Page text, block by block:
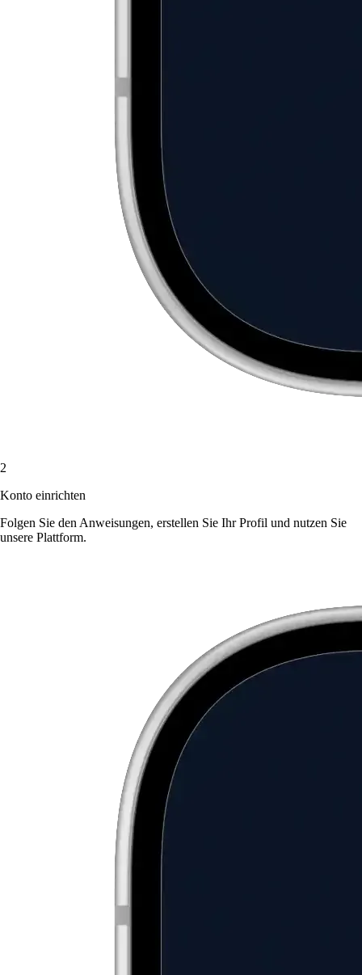
2
Konto einrichten
Folgen Sie den Anweisungen, erstellen Sie Ihr Profil und nutzen Sie
unsere Plattform.